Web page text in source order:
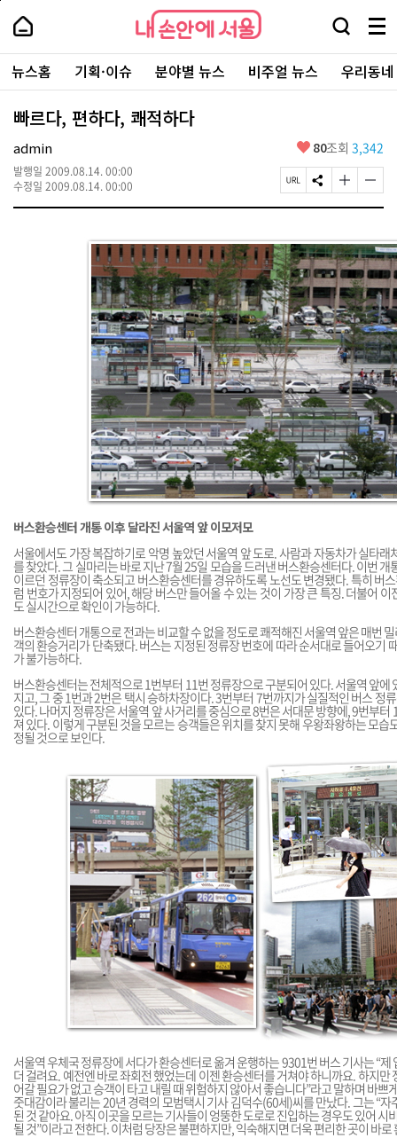
본
로
가
내
손
안
에
서
울
-
서
울
시
대
표
소
내
손
에
울
검
창
열
기
메
뉴
전
체
보
주
요
서
뉴스홈 기획·이슈 분야별 뉴스 비주얼 뉴스 우리동
빠르다, 편하다, 쾌적하다
admin
발행일 2009.08.14. 00:00
수정일 2009.08.14. 00:00
좋
요
80조회 3,342
페
이
R
L
복
사
S
N
유
하
기
글
자
크
게
변
경
하
기
글
자
작
게
변
경
하
기
버스환승센터 개통 이후 달라진 서울역 앞 이모저모
서울에서도 가장 복잡하기로 악명 높았던 서울역 앞 도로. 사람과 자동차가 실타래
를 찾았다. 그 실마리는 바로 지난 7월 25일 모습을 드러낸 버스환승센터다. 이번
이르던 정류장이 축소되고 버스환승센터를 경유하도록 노선도 변경됐다. 특히 버
럼 번호가 지정되어 있어, 해당 버스만 들어올 수 있는 것이 가장 큰 특징. 더불어
도 실시간으로 확인이 가능하다.
버스환승센터 개통으로 전과는 비교할 수 없을 정도로 쾌적해진 서울역 앞은 매번
객의 환승거리가 단축됐다. 버스는 지정된 정류장 번호에 따라 순서대로 들어오기
가 불가능하다.
버스환승센터는 전체적으로 1번부터 11번 정류장으로 구분되어 있다. 서울역 앞에
지고, 그 중 1번과 2번은 택시 승하차장이다. 3번부터 7번까지가 실질적인 버스 정
있다. 나머지 정류장은 서울역 앞 사거리를 중심으로 8번은 서대문 방향에, 9번부터
져 있다. 이렇게 구분된 것을 모르는 승객들은 위치를 찾지 못해 우왕좌왕하는 모습
정될 것으로 보인다.
서울역 우체국 정류장에 서다가 환승센터로 옮겨 운행하는 9301번 버스 기사는 “
더 걸려요. 예전엔 바로 좌회전 했었는데 이젠 환승센터를 거쳐야 하니까요. 하지만
어갈 필요가 없고 승객이 타고 내릴 때 위험하지 않아서 좋습니다”라고 말하며 바쁘
줏대감이라 불리는 20년 경력의 모범택시 기사 김덕수(60세)씨를 만났다. 그는 “자
된 것 같아요. 아직 이곳을 모르는 기사들이 엉뚱한 도로로 진입하는 경우도 있어 시
될 것”이라고 전한다. 이처럼 당장은 불편하지만, 익숙해지면 더욱 편리한 곳이 바
페
상
단
로